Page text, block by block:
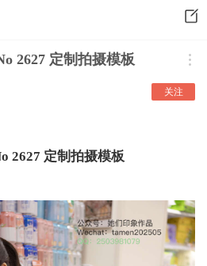
2627 定制拍摄模板
关注
2627 定制拍摄模板